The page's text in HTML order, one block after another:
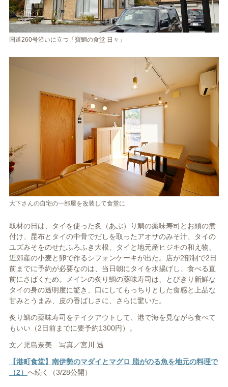
国道260号沿いに立つ「寶鯛の食堂 日々」
大下さんの自宅の一部屋を改装して食堂に
取材の日は、タイを使った炙（あぶ）り鯛の薬味寿司とお頭の煮
付け、昆布とタイの中骨でだしを取ったアオサのみそ汁、タイの
ユズみそをのせたふろふき大根、タイと地元産ヒジキの和え物、
近郊産の小麦と卵で作るシフォンケーキが出た。店が2部制で2日
前までに予約が必要なのは、当日朝にタイを水揚げし、食べる直
前にさばくため。メインの炙り鯛の薬味寿司は、とびきり新鮮な
タイの身の透明度に驚き、口にしてもっちりとした食感と上品な
甘みとうまみ、皮の香ばしさに、さらに驚いた。
炙り鯛の薬味寿司をテイクアウトして、港で海を見ながら食べて
もいい（2日前までに要予約1300円）。
文／児島奈美 写真／宮川 透
【港町食堂】南伊勢のマダイとマグロ 脂がのる魚を地元の料理で
（2） へ続く（3/28公開）